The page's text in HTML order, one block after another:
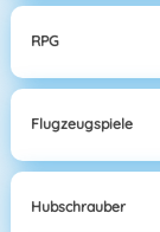
RPG
Flugzeugspiele
Hubschrauber